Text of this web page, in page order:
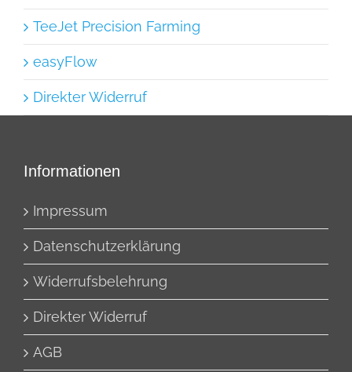
TeeJet Precision Farming
easyFlow
Direkter Widerruf
Informationen
Impressum
Datenschutzerklärung
Widerrufsbelehrung
Direkter Widerruf
AGB